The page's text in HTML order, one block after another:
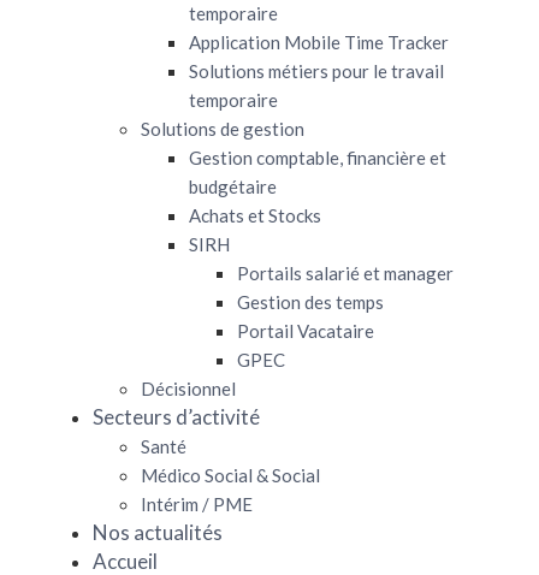
temporaire
Application Mobile Time Tracker
Solutions métiers pour le travail
temporaire
Solutions de gestion
Gestion comptable, financière et
budgétaire
Achats et Stocks
SIRH
Portails salarié et manager
Gestion des temps
Portail Vacataire
GPEC
Décisionnel
Secteurs d’activité
Santé
Médico Social & Social
Intérim / PME
Nos actualités
Accueil